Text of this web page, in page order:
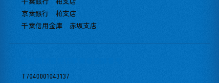
京葉銀行 柏支店
千葉信用金庫 赤坂支店
T7040001043137